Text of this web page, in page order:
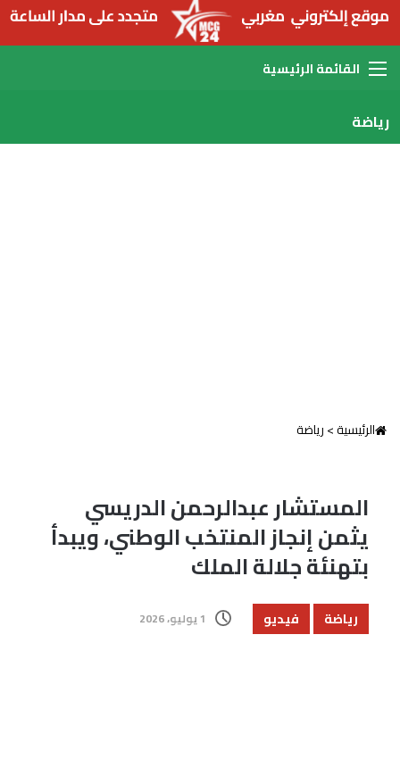
القائمة
رياضة
الرئيسية>رياضة
المستشار عبدالرحمن الدريسي
يثمن إنجاز المنتخب الوطني، ويبدأ
بتهنئة جلالة الملك
رياضة فيديو 1 يوليو، 2026